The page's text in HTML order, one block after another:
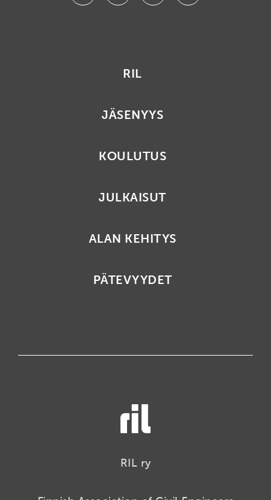
RIL
JÄSENYYS
KOULUTUS
JULKAISUT
ALAN KEHITYS
PÄTEVYYDET
RIL ry